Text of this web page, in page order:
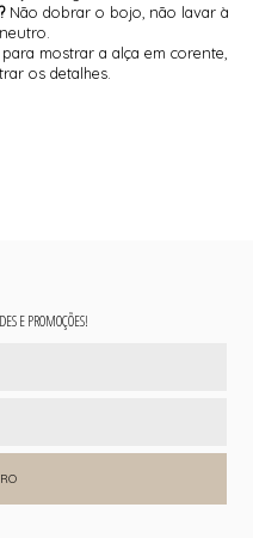
Não dobrar o bojo, não lavar à
mostrar a alça em corente,
os detalhes.
E PROMOÇÕES!